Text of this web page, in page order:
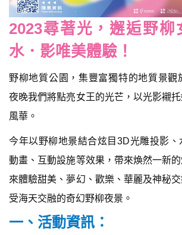
2023尋著光，邂逅野柳
水．影唯美體驗！
野柳地質公園，集豐富獨特的地質景觀
夜晚我們將點亮女王的光芒，以光影襯
風華。
今年以野柳地景結合炫目3D光雕投影、
動畫、互動設施等效果，帶來煥然一新
來體驗甜美、夢幻、歡樂、華麗及神秘
受海天交融的奇幻野柳夜景。
一、活動資訊：